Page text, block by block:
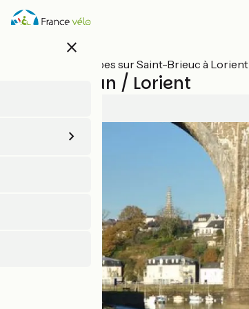
Aller
au
close
Toutes les étapes sur Saint-Brieuc à Lorient
Pont-Augan / Lorient